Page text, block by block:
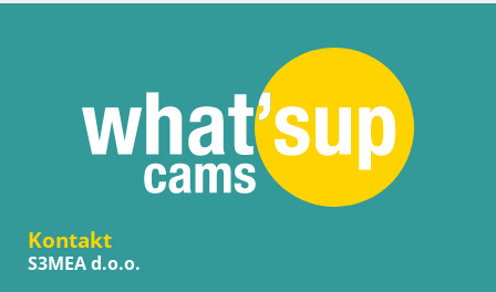
Kontakt
S3MEA d.o.o.